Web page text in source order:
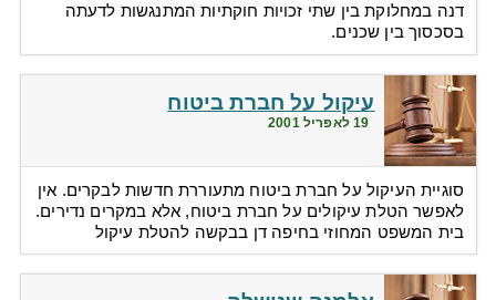
דנה במחלוקת בין שתי זכויות חוקתיות המתנגשות לדעתה
בסכסוך בין שכנים.
עיקול על חברת ביטוח
19 לאפריל 2001
סוגיית העיקול על חברת ביטוח מתעוררת חדשות לבקרים. אין
לאפשר הטלת עיקולים על חברת ביטוח, אלא במקרים נדירים.
בית המשפט המחוזי בחיפה דן בבקשה להטלת עיקול